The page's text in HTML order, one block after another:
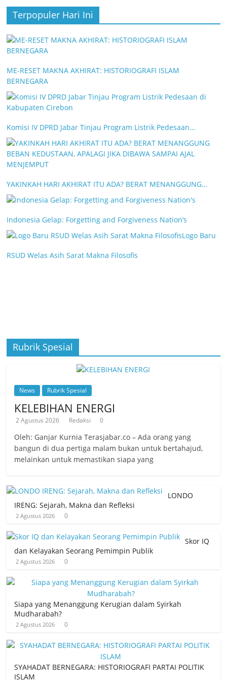
Terpopuler Hari Ini
ME-RESET MAKNA AKHIRAT: HISTORIOGRAFI ISLAM
BERNEGARA
Komisi IV DPRD Jabar Tinjau Program Listrik Pedesaan…
YAKINKAH HARI AKHIRAT ITU ADA? BERAT MENANGGUNG…
Indonesia Gelap: Forgetting and Forgiveness Nation’s
Logo Baru
RSUD Welas Asih Sarat Makna Filosofis
Rubrik Spesial
News Rubrik Spesial
KELEBIHAN ENERGI
2 Agustus 2026 Redaksi 0
Oleh: Ganjar Kurnia Terasjabar.co – Ada orang yang
bangun di dua pertiga malam bukan untuk bertahajud,
melainkan untuk memastikan siapa yang
LONDO
IRENG: Sejarah, Makna dan Refleksi
2 Agustus 2026 0
Skor IQ
dan Kelayakan Seorang Pemimpin Publik
2 Agustus 2026 0
Siapa yang Menanggung Kerugian dalam Syirkah
Mudharabah?
2 Agustus 2026 0
SYAHADAT BERNEGARA: HISTORIOGRAFI PARTAI POLITIK
ISLAM